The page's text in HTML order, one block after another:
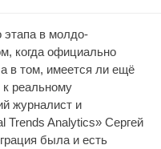
этапа в молдо-
когда официально
в том, имеется ли ещё
реальному
журналист и
Trends Analytics» Сергей
была и есть